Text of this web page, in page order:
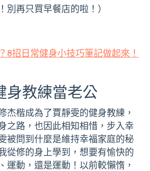
別再只買早餐店的啦！）
8招日常健身小技巧筆記做起來！
身教練當老公
杰楷成為了賈靜雯的健身教練，
之路，也因此相知相惜，步入幸
被問到什麼是維持幸福家庭的秘
從修的身上學到，想要有愉快的
運動，還是運動！以前較懶惰，